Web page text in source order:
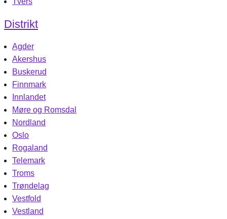
Distrikt
Agder
Akershus
Buskerud
Finnmark
Innlandet
Møre og Romsdal
Nordland
Oslo
Rogaland
Telemark
Troms
Trøndelag
Vestfold
Vestland